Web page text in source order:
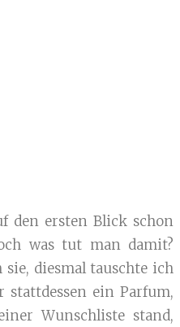
den ersten Blick schon
was tut man damit?
diesmal tauschte ich
ein Parfum,
Wunschliste stand,